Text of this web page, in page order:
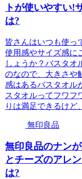
トが使いやすい!
は?
皆さんはいつも使っ
使用感やサイズ感に
しょうか？バスタオ
のなので、大きさや
感はあるバスタオル
スタオルってフワフ
りは満足できるけど
無印良品
無印良品のナン
とチーズのアレ
は?